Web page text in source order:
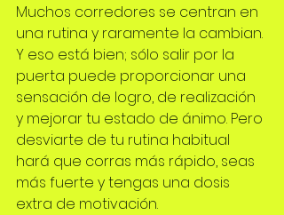
Muchos corredores se centran en
una rutina y raramente la cambian.
Y eso está bien; sólo salir por la
puerta puede proporcionar una
sensación de logro, de realización
y mejorar tu estado de ánimo. Pero
desviarte de tu rutina habitual
hará que corras más rápido, seas
más fuerte y tengas una dosis
extra de motivación.